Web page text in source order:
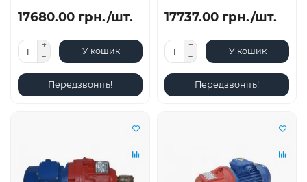
17680.00 грн./шт.
У кошик
Передзвоніть!
17737.00 грн./шт.
У кошик
Передзвоніть!